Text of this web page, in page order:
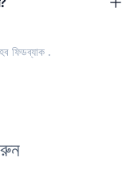
ফিডব্যাক .